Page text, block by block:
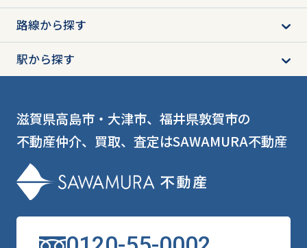
路線から探す
駅から探す
滋賀県高島市・大津市、福井県敦賀市の
不動産仲介、買取、査定はSAWAMURA不動産